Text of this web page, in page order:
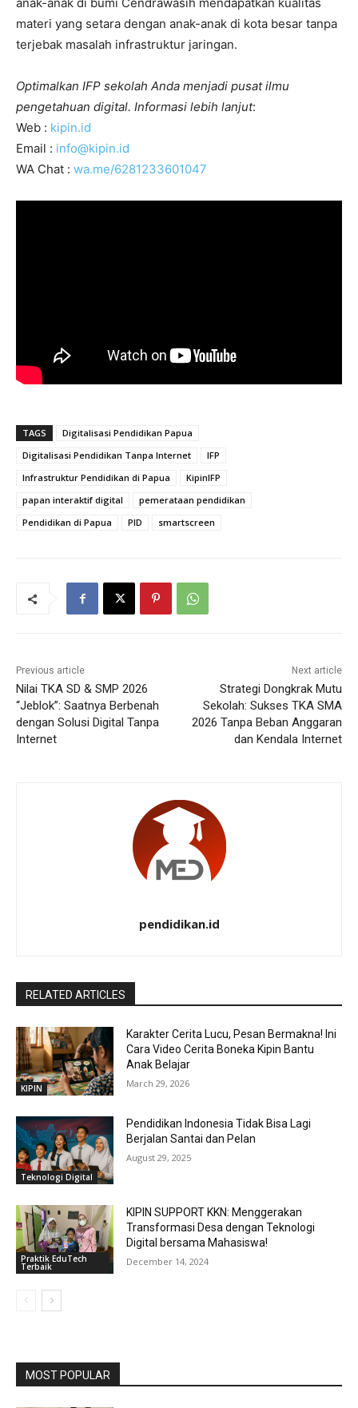
materi yang setara dengan anak-anak di kota besar tanpa
terjebak masalah infrastruktur jaringan.
Optimalkan IFP sekolah Anda menjadi pusat ilmu
pengetahuan digital. Informasi lebih lanjut:
Web : kipin.id
Email : info@kipin.id
WA Chat : wa.me/6281233601047
TAGS
Digitalisasi Pendidikan Papua
Digitalisasi Pendidikan Tanpa Internet
IFP
Infrastruktur Pendidikan di Papua
KipinIFP
papan interaktif digital
pemerataan pendidikan
Pendidikan di Papua
PID smartscreen
Previous article
Nilai TKA SD & SMP 2026
“Jeblok”: Saatnya Berbenah
dengan Solusi Digital Tanpa
Internet
Next article
Strategi Dongkrak Mutu
Sekolah: Sukses TKA SMA
2026 Tanpa Beban Anggaran
dan Kendala Internet
pendidikan.id
RELATED ARTICLES
KIPIN
Karakter Cerita Lucu, Pesan Bermakna! Ini
Cara Video Cerita Boneka Kipin Bantu
Anak Belajar
March 29, 2026
Teknologi Digital
Pendidikan Indonesia Tidak Bisa Lagi
Berjalan Santai dan Pelan
August 29, 2025
Praktik EduTech
Terbaik
KIPIN SUPPORT KKN: Menggerakan
Transformasi Desa dengan Teknologi
Digital bersama Mahasiswa!
December 14, 2024
MOST POPULAR